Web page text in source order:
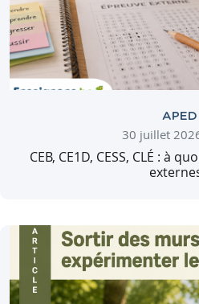
APED
30 juillet
CEB, CE1D, CESS, CLÉ : à